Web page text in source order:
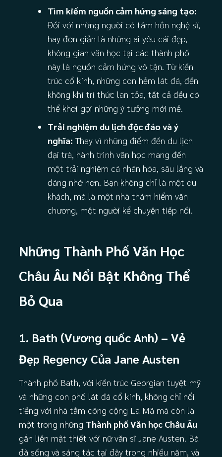
Tìm kiếm nguồn cảm hứng sáng tạo:
Đối với những người có tâm hồn nghệ sĩ,
hay đơn giản là những ai yêu cái đẹp,
không gian văn học tại các thành phố
này là nguồn cảm hứng vô tận. Từ kiến
trúc cổ kính, những con hẻm lát đá, đến
không khí trí thức lan tỏa, tất cả đều có
thể khơi gợi những ý tưởng mới mẻ.
Trải nghiệm du lịch độc đáo và ý
nghĩa: Thay vì những điểm đến du lịch
đại trà, hành trình văn học mang đến
một trải nghiệm cá nhân hóa, sâu lắng và
đáng nhớ hơn. Bạn không chỉ là một du
khách, mà là một nhà thám hiểm văn
chương, một người kể chuyện tiếp nối.
Những Thành Phố Văn Học
Châu Âu Nổi Bật Không Thể
Bỏ Qua
1. Bath (Vương quốc Anh) – Vẻ
Đẹp Regency Của Jane Austen
Thành phố Bath, với kiến trúc Georgian tuyệt mỹ
và những con phố lát đá cổ kính, không chỉ nổi
tiếng với nhà tắm công cộng La Mã mà còn là
một trong những Thành phố Văn học Châu Âu
gắn liền mật thiết với nữ văn sĩ Jane Austen. Bà
đã sống và sáng tác tại đây trong nhiều năm, và